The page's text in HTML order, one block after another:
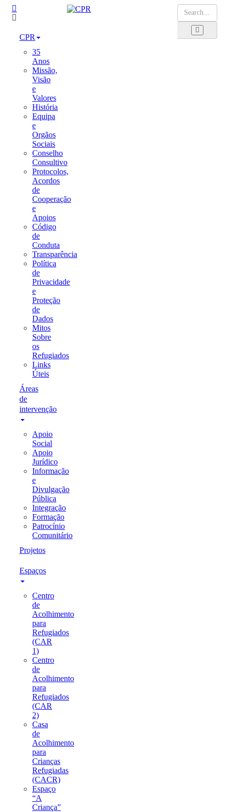
CPR
35
Anos
Missão,
Visão
e
Valores
História
Equipa
e
Orgãos
Sociais
Conselho
Consultivo
Protocolos,
Acordos
de
Cooperação
e
Apoios
Código
de
Conduta
Transparência
Política
de
Privacidade
e
Proteção
de
Dados
Mitos
Sobre
os
Refugiados
Links
Úteis
Áreas
de
intervenção
Apoio
Social
Apoio
Jurídico
Informação
e
Divulgação
Pública
Integração
Formação
Patrocínio
Comunitário
Projetos
Espaços
Centro
de
Acolhimento
para
Refugiados
(CAR
1)
Centro
de
Acolhimento
para
Refugiados
(CAR
2)
Casa
de
Acolhimento
para
Crianças
Refugiadas
(CACR)
Espaço
“A
Criança”